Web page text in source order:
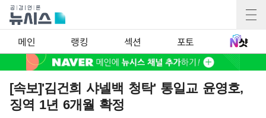
메인 랭킹 섹션 포토
[속보]'김건희 샤넬백 청탁' 통일교 윤영호,
징역 1년 6개월 확정